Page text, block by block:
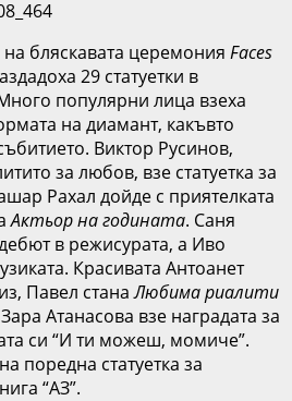
бляскавата церемония Faces
29 статуетки в
популярни лица взеха
на диамант, какъвто
Виктор Русинов,
за любов, взе статуетка за
Рахал дойде с приятелката
Актьор на годината. Саня
в режисурата, а Иво
Красивата Антоанет
Павел станаЛюбима риалити
Атанасова взе наградата за
си “И ти можеш, момиче”.
поредна статуетка за
“АЗ”.